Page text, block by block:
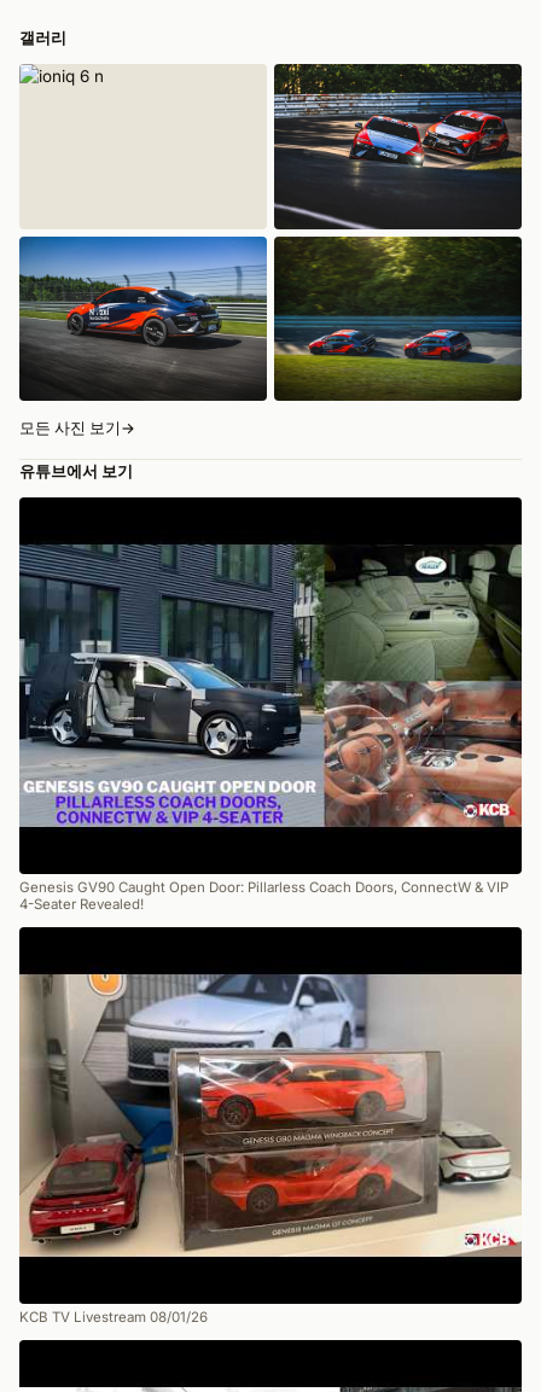
갤러리
모든 사진 보기 →
유튜브에서 보기
Genesis GV90 Caught Open Door: Pillarless Coach Doors, ConnectW & VIP
4-Seater Revealed!
KCB TV Livestream 08/01/26